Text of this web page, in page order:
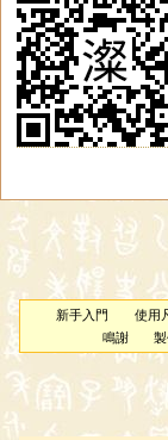
新手入門 使用
鳴謝